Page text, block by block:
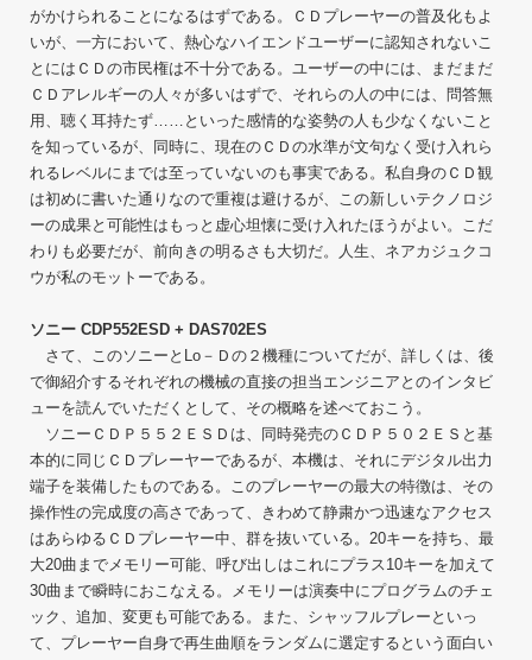
がかけられることになるはずである。ＣＤプレーヤーの普及化もよ
いが、一方において、熱心なハイエンドユーザーに認知されないこ
とにはＣＤの市民権は不十分である。ユーザーの中には、まだまだ
ＣＤアレルギーの人々が多いはずで、それらの人の中には、問答無
用、聴く耳持たず……といった感情的な姿勢の人も少なくないこと
を知っているが、同時に、現在のＣＤの水準が文句なく受け入れら
れるレベルにまでは至っていないのも事実である。私自身のＣＤ観
は初めに書いた通りなので重複は避けるが、この新しいテクノロジ
ーの成果と可能性はもっと虚心坦懐に受け入れたほうがよい。こだ
わりも必要だが、前向きの明るさも大切だ。人生、ネアカジュクコ
ウが私のモットーである。
ソニー CDP552ESD + DAS702ES
さて、このソニーとLo－Ｄの２機種についてだが、詳しくは、後
で御紹介するそれぞれの機械の直接の担当エンジニアとのインタビ
ューを読んでいただくとして、その概略を述べておこう。
ソニーＣＤＰ５５２ＥＳＤは、同時発売のＣＤＰ５０２ＥＳと基
本的に同じＣＤプレーヤーであるが、本機は、それにデジタル出力
端子を装備したものである。このプレーヤーの最大の特徴は、その
操作性の完成度の高さであって、きわめて静粛かつ迅速なアクセス
はあらゆるＣＤプレーヤー中、群を抜いている。20キーを持ち、最
大20曲までメモリー可能、呼び出しはこれにプラス10キーを加えて
30曲まで瞬時におこなえる。メモリーは演奏中にプログラムのチェ
ック、追加、変更も可能である。また、シャッフルプレーといっ
て、プレーヤー自身で再生曲順をランダムに選定するという面白い